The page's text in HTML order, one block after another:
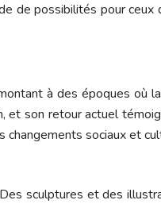
de possibilités pour ceux
à des époques où
son retour actuel
sociaux et
sculptures et des